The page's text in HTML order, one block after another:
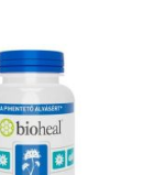
az érzelmi
segíti a nyugodt
a pozitív hangulat
Az INOZITOL,
és B6-, D- vitaminok
az idegrendszer
működéséhez.